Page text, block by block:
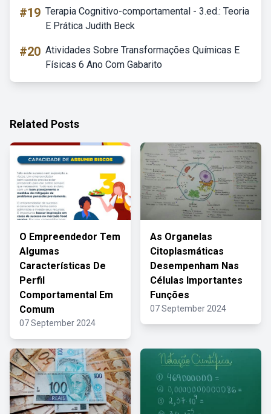
#19 Terapia Cognitivo-comportamental - 3.ed.: Teoria
E Prática Judith Beck
#20 Atividades Sobre Transformações Químicas E
Físicas 6 Ano Com Gabarito
Related Posts
O Empreendedor Tem
Algumas
Características De
Perfil
Comportamental Em
Comum
07 September 2024
As Organelas
Citoplasmáticas
Desempenham Nas
Células Importantes
Funções
07 September 2024